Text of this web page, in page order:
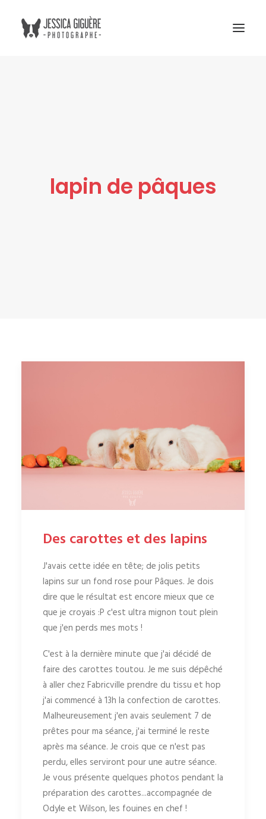
lapin de pâques
Des carottes et des lapins
J'avais cette idée en tête; de jolis petits
lapins sur un fond rose pour Pâques. Je dois
dire que le résultat est encore mieux que ce
que je croyais :P c'est ultra mignon tout plein
que j'en perds mes mots !
C'est à la dernière minute que j'ai décidé de
faire des carottes toutou. Je me suis dépêché
à aller chez Fabricville prendre du tissu et hop
j'ai commencé à 13h la confection de carottes.
Malheureusement j'en avais seulement 7 de
prêtes pour ma séance, j'ai terminé le reste
après ma séance. Je crois que ce n'est pas
perdu, elles serviront pour une autre séance.
Je vous présente quelques photos pendant la
préparation des carottes...accompagnée de
Odyle et Wilson, les fouines en chef !